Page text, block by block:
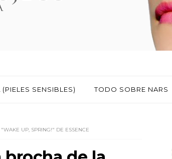
SENSIBLES) TODO SOBRE NARS
UP, SPRING!" DE ESSENCE